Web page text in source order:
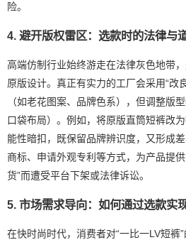
险。
4. 避开版权雷区：选款时的法律与
高端仿制行业始终游走在法律灰色地带
原版设计。真正有实力的工厂会采用“改
（如老花图案、品牌色系），但调整版
口袋布局）。例如，将原版直筒短裤改
能性暗扣，既保留品牌辨识度，又形成
商标、申请外观专利等方式，为产品提
货”而遭受平台下架或法律诉讼。
5. 市场需求导向：如何通过选款实
在快时尚时代，消费者对“一比一LV短裤